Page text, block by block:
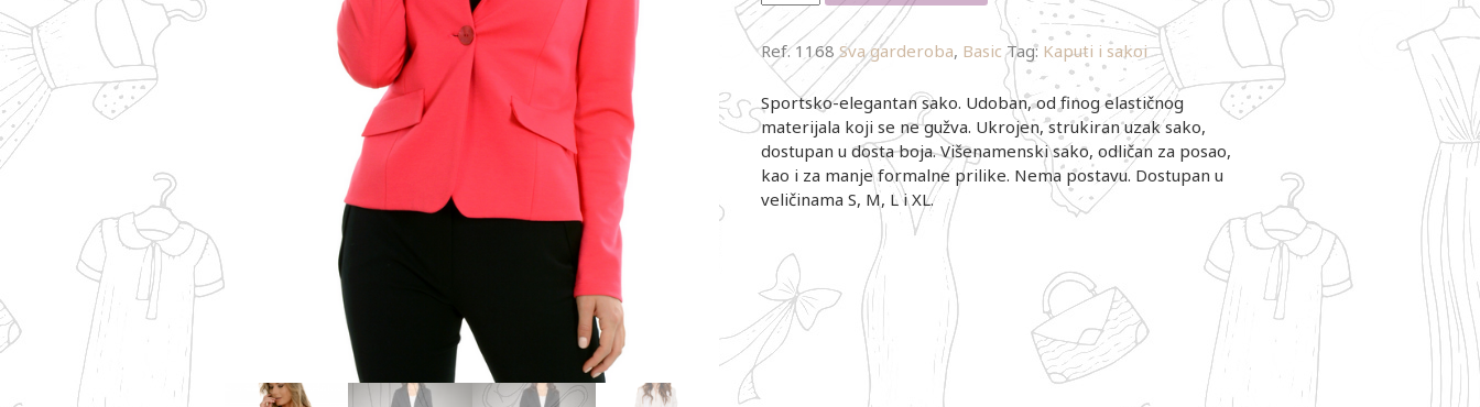
Ref.1168 Sva garderoba, Basic Tag: Kaputi i sakoi
Sportsko-elegantan sako. Udoban, od finog elastičnog
materijala koji se ne gužva. Ukrojen, strukiran uzak sako,
dostupan u dosta boja. Višenamenski sako, odličan za posao,
kao i za manje formalne prilike. Nema postavu. Dostupan u
veličinama S, M, L i XL.